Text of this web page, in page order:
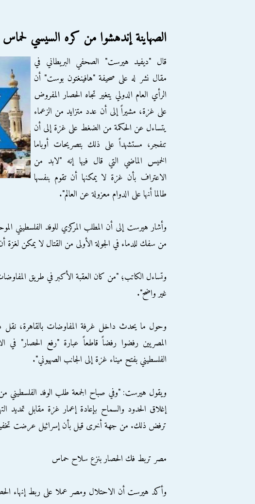
الصهاينة إندهشوا من كره السيسي لحماس
قال "ديفيد هيرست" الصحفي البريطاني في
مقال نشر له على صحيفة "هافينغتون بوست" أن
الرأي العام الدولي يتغير تجاه الحصار المفروض
على غزة، مشيراً إلى أن عدد متزايد من الزعماء
يتساءل عن الحكمة من الضغط على غزة إلى أن
تنفجر، مستشهداً على ذلك بتصريحات أوباما
الخميس الماضي التي قال فيها إنه "لابد من
الاعتراف بأن غزة لا يمكنها أن تقوم بنفسها
طالما أنها على الدوام معزولة عن العالم".
وأشار هيرست إلى أن المطلب المركزي للوفد الفلسطيني
من سفك للدماء في الجولة الأولى من القتال لا يمكن
وتساءل الكاتب؛ "من كان العقبة الأكبر في طريق
غير واضح".
وحول ما يحدث داخل غرفة المفاوضات بالقاهرة، نقل
المصريين رفضوا رفضاً قاطعاً عبارة "رفع الحصار" في
الفلسطيني بفتح ميناء غزة إلى الجانب الصهيوني".
ويقول هيرست: "وفي صباح الجمعة طلب الوفد الفلسطيني من
إغلاق الحدود والسماح بإعادة إعمار غزة مقابل تمديد
ترفض ذلك. من جهة أخرى قيل بأن إسرائيل عرضت
مصر تربط فك الحصار بنزع سلاح حماس
وأكد هيرست أن الاحتلال ومصر عملا على ربط إنهاء